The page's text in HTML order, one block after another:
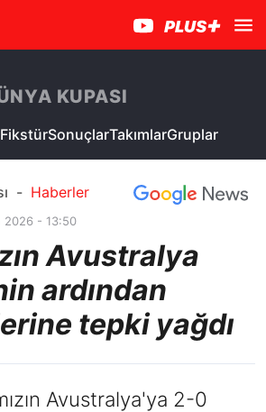
KUPASI
FikstürSonuçlarTakımlarGruplar
- Haberler
2026 - 13:50
Avustralya
ardından
tepki yağdı
Avustralya'ya 2-0